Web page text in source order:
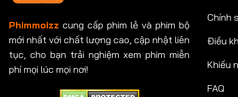
Phimmoizz cung cấp phim lẻ và phim bộ
mới nhất với chất lượng cao, cập nhật liên
tục, cho bạn trải nghiệm xem phim miễn
phí mọi lúc mọi nơi!
Chính
Điều
Khiếu
FAQ